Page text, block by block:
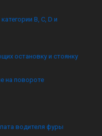
B, C, D и
остановку и стоянку
на повороте
водителя фуры